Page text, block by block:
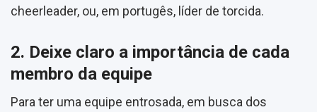
cheerleader, ou, em portugês, líder de torcida.
2. Deixe claro a importância de cada
membro da equipe
Para ter uma equipe entrosada, em busca dos